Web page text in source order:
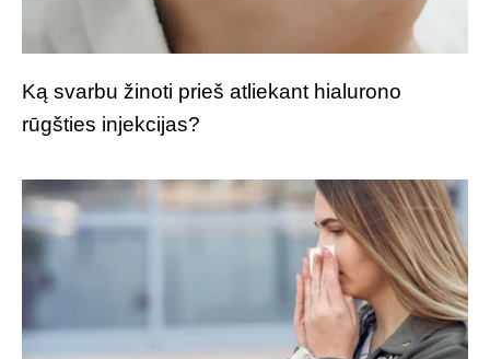
Ką svarbu žinoti prieš atliekant hialurono
rūgšties injekcijas?